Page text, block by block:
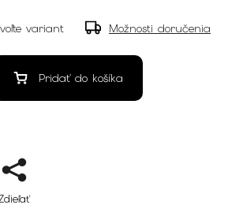
variant Možnosti doručenia
Pridať do košíka